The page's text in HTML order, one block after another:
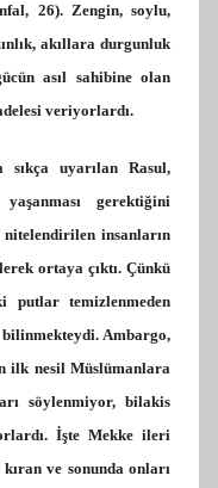
26). Zengin, soylu,
akıllara durgunluk
asıl sahibine olan
veriyorlardı.
sıkça uyarılan Rasul,
gerektiğini
insanların
ortaya çıktı. Çünkü
putlar temizlenmeden
Ambargo,
ilk nesil Müslümanlara
söylenmiyor, bilakis
İşte Mekke ileri
ve sonunda onları